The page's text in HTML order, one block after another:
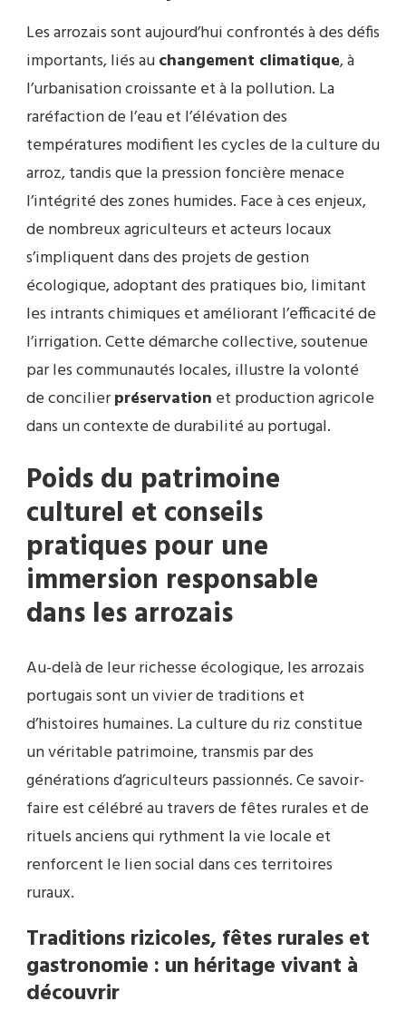
Les arrozais sont aujourd’hui confrontés à des défis
importants, liés auchangement climatique, à
l’urbanisation croissante et à la pollution. La
raréfaction de l’eau et l’élévation des
températures modifient les cycles de la culture du
arroz, tandis que la pression foncière menace
l’intégrité des zones humides. Face à ces enjeux,
de nombreux agriculteurs et acteurs locaux
s’impliquent dans des projets de gestion
écologique, adoptant des pratiques bio, limitant
les intrants chimiques et améliorant l’efficacité de
l’irrigation. Cette démarche collective, soutenue
par les communautés locales, illustre la volonté
de concilierpréservation et production agricole
dans un contexte de durabilité au portugal.
Poids du patrimoine
culturel et conseils
pratiques pour une
immersion responsable
dans les arrozais
Au-delà de leur richesse écologique, les arrozais
portugais sont un vivier de traditions et
d’histoires humaines. La culture du riz constitue
un véritable patrimoine, transmis par des
générations d’agriculteurs passionnés. Ce savoir-
faire est célébré au travers de fêtes rurales et de
rituels anciens qui rythment la vie locale et
renforcent le lien social dans ces territoires
ruraux.
Traditions rizicoles, fêtes rurales et
gastronomie : un héritage vivant à
découvrir